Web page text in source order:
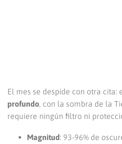
El mes se despide con otra cita:
profundo, con la sombra de la
requiere ningún filtro ni
Magnitud: 93-96% de